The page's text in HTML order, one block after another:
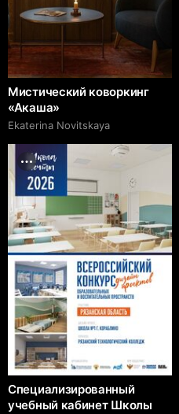
Мистический коворкинг
«Акаша»
Ekaterina Novitskaya
Специализированный
учебный кабинет Школы